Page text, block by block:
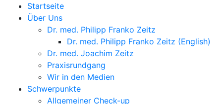
Startseite
Über Uns
Dr. med. Philipp Franko Zeitz
Dr. med. Philipp Franko Zeitz (English)
Dr. med. Joachim Zeitz
Praxisrundgang
Wir in den Medien
Schwerpunkte
Allgemeiner Check-up